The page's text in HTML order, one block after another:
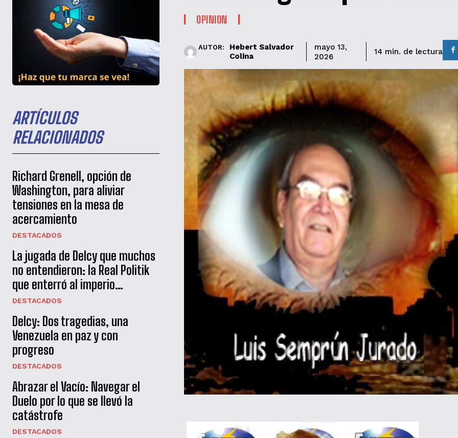
ARTÍCULOS
RELACIONADOS
Richard Grenell, opción de
Washington, para aliviar
tensiones en la mesa de
acercamiento
DESTACADOS
La jugada de Delcy que muchos
no entendieron: la Real Politik
que enterró al imperio…
DESTACADOS
Delcy: Dos tragedias, una
Venezuela en paz y con
progreso
DESTACADOS
Abrazar el Vacío: Navegar el
Duelo por lo que se llevó la
catástrofe
DESTACADOS
OPINION
AUTOR:
Hebert Salvador
Colina
mayo 13,
2026
14 min. de lectura